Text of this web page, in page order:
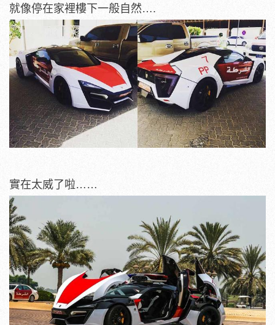
就像停在家裡樓下一般自然….
實在太威了啦……